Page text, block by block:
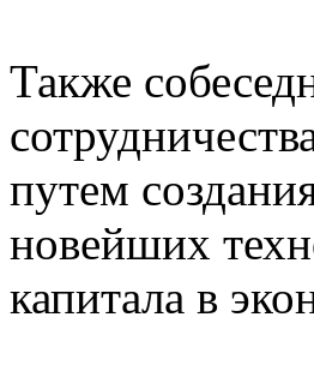
Также
путем
новейших
капитала в